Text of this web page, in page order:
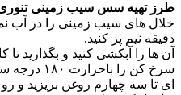
طرز تهیه سس سیب زمینی
دقیقه نیم پز کنید.
آن ها را آبکشی کنید و بگذارید
سرخ کن را
ای تا سه چهارم روغن بریزید و